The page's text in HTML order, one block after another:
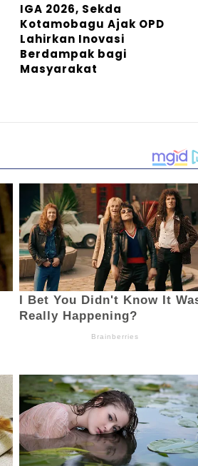
IGA 2026, Sekda
Kotamobagu Ajak OPD
Lahirkan Inovasi
Berdampak bagi
Masyarakat